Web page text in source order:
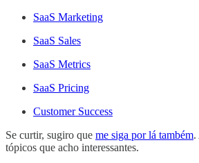
SaaS Marketing
SaaS Sales
SaaS Metrics
SaaS Pricing
Customer Success
Se curtir, sugiro que me siga por lá também.
tópicos que acho interessantes.